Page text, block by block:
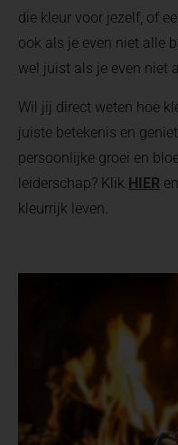
die kleur voor jezelf, of
ook als je even niet alle
wel juist als je even niet
Wil jij direct weten hoe
juiste betekenis en
persoonlijke groei en
leiderschap? Klik HIER
kleurrijk leven.